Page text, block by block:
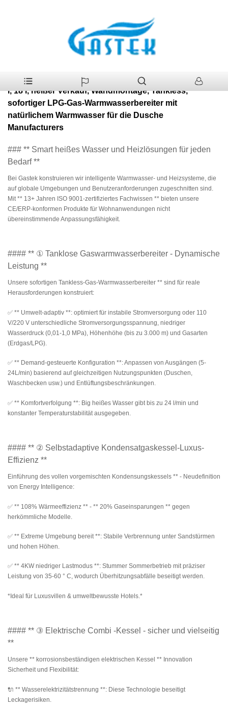
Haushaltsgerät mit konstanter Temperatur, 10 l, 12 l,
16 l, 18 l, heißer Verkauf, Wandmontage, Tankless, sofortiger LPG-Gas-
Warmwasserbereiter mit natürlichem Warmwasser für die Dusche
Haushaltsgerät mit konstanter Temperatur, 10 l, 12 l, 16
l, 18 l, heißer Verkauf, Wandmontage, Tankless,
sofortiger LPG-Gas-Warmwasserbereiter mit
natürlichem Warmwasser für die Dusche
Manufacturers
### ** Smart heißes Wasser und Heizlösungen für jeden
Bedarf **
Bei Gastek konstruieren wir intelligente Warmwasser- und Heizsysteme, die
auf globale Umgebungen und Benutzeranforderungen zugeschnitten sind.
Mit ** 13+ Jahren ISO 9001-zertifiziertes Fachwissen ** bieten unsere
CE/ERP-konformen Produkte für Wohnanwendungen nicht
übereinstimmende Anpassungsfähigkeit.
#### ** ① Tanklose Gaswarmwasserbereiter - Dynamische
Leistung **
Unsere sofortigen Tankless-Gas-Warmwasserbereiter ** sind für reale
Herausforderungen konstruiert:
✅ ** Umwelt-adaptiv **: optimiert für instabile Stromversorgung oder 110
V/220 V unterschiedliche Stromversorgungsspannung, niedriger
Wasserdruck (0,01-1,0 MPa), Höhenhöhe (bis zu 3.000 m) und Gasarten
(Erdgas/LPG).
✅ ** Demand-gesteuerte Konfiguration **: Anpassen von Ausgängen (5-
24L/min) basierend auf gleichzeitigen Nutzungspunkten (Duschen,
Waschbecken usw.) und Entlüftungsbeschränkungen.
✅ ** Komfortverfolgung **: Big heißes Wasser gibt bis zu 24 l/min und
konstanter Temperaturstabilität ausgegeben.
#### ** ② Selbstadaptive Kondensatgaskessel-Luxus-
Effizienz **
Einführung des vollen vorgemischten Kondensungskessels ** - Neudefinition
von Energy Intelligence:
✅ ** 108% Wärmeeffizienz ** - ** 20% Gaseinsparungen ** gegen
herkömmliche Modelle.
✅ ** Extreme Umgebung bereit **: Stabile Verbrennung unter Sandstürmen
und hohen Höhen.
✅ ** 4KW niedriger Lastmodus **: Stummer Sommerbetrieb mit präziser
Leistung von 35-60 ° C, wodurch Überhitzungsabfälle beseitigt werden.
*Ideal für Luxusvillen & umweltbewusste Hotels.*
#### ** ③ Elektrische Combi -Kessel - sicher und vielseitig
**
Unsere ** korrosionsbeständigen elektrischen Kessel ** Innovation
Sicherheit und Flexibilität:
🔌 ** Wasserelektrizitätstrennung **: Diese Technologie beseitigt
Leckagerisiken.